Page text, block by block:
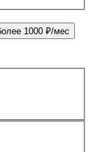
1000 ₽/мес